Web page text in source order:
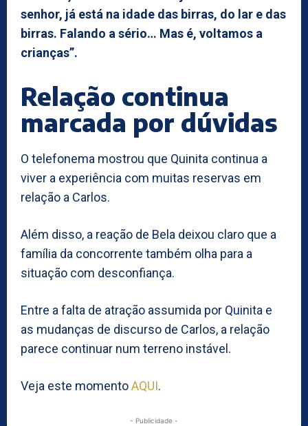
senhor, já está na idade das birras, do lar e das
birras. Falando a sério… Mas é, voltamos a
crianças”.
Relação continua
marcada por dúvidas
O telefonema mostrou que Quinita continua a
viver a experiência com muitas reservas em
relação a Carlos.
Além disso, a reação de Bela deixou claro que a
família da concorrente também olha para a
situação com desconfiança.
Entre a falta de atração assumida por Quinita e
as mudanças de discurso de Carlos, a relação
parece continuar num terreno instável.
Veja este momentoAQUI.
- Publicidade -